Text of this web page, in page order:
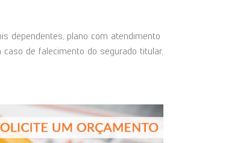
dependentes, plano com atendimento
de falecimento do segurado titular,